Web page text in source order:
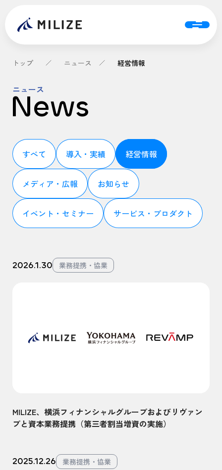
トップ ニュース 経営情報
ニュース
News
すべて 導入・実績 経営情報
メディア・広報 お知らせ
イベント・セミナー サービス・プロダクト
2026.1.30 業務提携・協業
MILIZE、横浜フィナンシャルグループおよびリヴァン
プと資本業務提携（第三者割当増資の実施）
2025.12.26 業務提携・協業